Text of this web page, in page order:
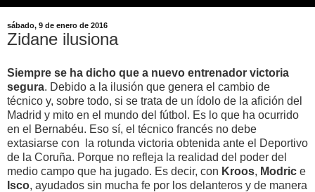
sábado, 9 de enero de 2016
Zidane ilusiona
Siempre se ha dicho que a nuevo entrenador victoria
segura. Debido a la ilusión que genera el cambio de
técnico y, sobre todo, si se trata de un ídolo de la afición del
Madrid y mito en el mundo del fútbol. Es lo que ha ocurrido
en el Bernabéu. Eso sí, el técnico francés no debe
extasiarse con la rotunda victoria obtenida ante el Deportivo
de la Coruña. Porque no refleja la realidad del poder del
medio campo que ha jugado. Es decir, con Kroos, Modric e
Isco, ayudados sin mucha fe por los delanteros y de manera